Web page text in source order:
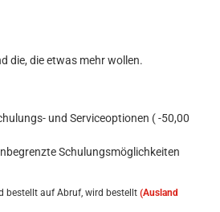
die, die etwas mehr wollen.
und Serviceoptionen ( -50,00
Schulungsmöglichkeiten
auf Abruf, wird bestellt (Ausland